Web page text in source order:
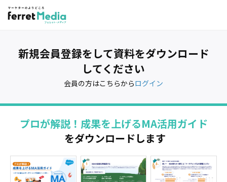
新規会員登録をして資料をダウンロード
してください
会員の方はこちらからログイン
プロが解説！成果を上げるMA活用ガイド
をダウンロードします